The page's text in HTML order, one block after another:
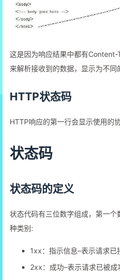
这是因为响应结果中都有
来解析接收到的数据，显示为不同
HTTP状态码
HTTP响应的第一行会显示使用的
状态码
状态码的定义
状态代码有三位数字组成，第一
种类别:
1xx：指示信息–表示请求已
2xx：成功–表示请求已被成